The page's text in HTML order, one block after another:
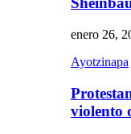
enero 26,
Ayotzinapa
violento